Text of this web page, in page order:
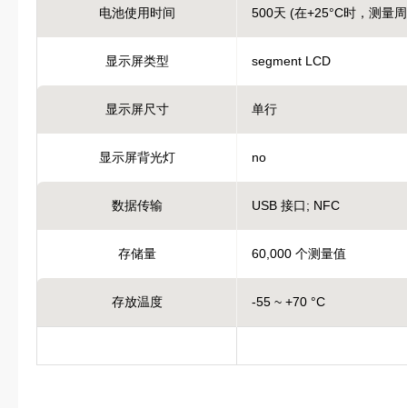
电池使用时间 500天 (在+25°C时，测量
显示屏类型 segment LCD
显示屏尺寸 单行
显示屏背光灯 no
数据传输 USB 接口; NFC
存储量 60,000 个测量值
存放温度 -55 ~ +70 °C